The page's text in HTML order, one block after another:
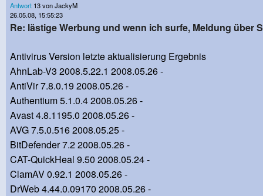
Antwort 13 von JackyM
26.05.08, 15:55:23
Re: lästige Werbung und wenn ich surfe, Meldung über
Antivirus Version letzte aktualisierung Ergebnis
AhnLab-V3 2008.5.22.1 2008.05.26 -
AntiVir 7.8.0.19 2008.05.26 -
Authentium 5.1.0.4 2008.05.26 -
Avast 4.8.1195.0 2008.05.26 -
AVG 7.5.0.516 2008.05.25 -
BitDefender 7.2 2008.05.26 -
CAT-QuickHeal 9.50 2008.05.24 -
ClamAV 0.92.1 2008.05.26 -
DrWeb 4.44.0.09170 2008.05.26 -